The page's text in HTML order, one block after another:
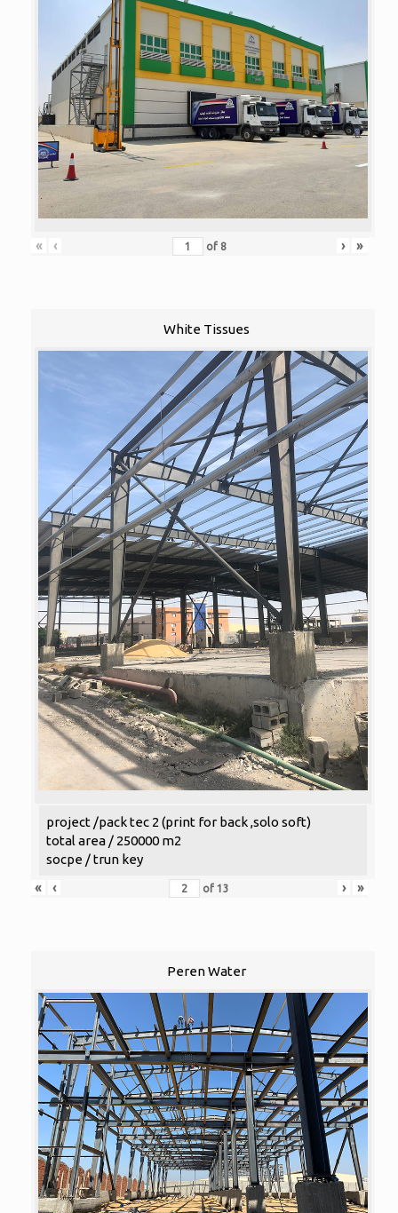
« ‹ of 8 › »
White Tissues
project /pack tec 2 (print for back ,solo soft)
total area / 250000 m2
socpe / trun key
«
‹ of 13 › »
Peren Water